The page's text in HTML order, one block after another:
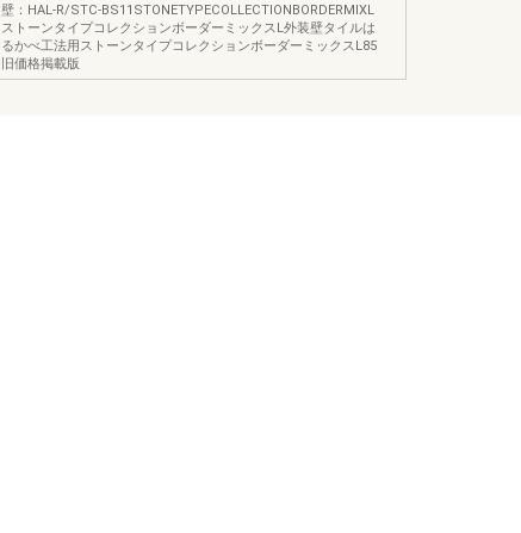
壁：HAL‐R/STC‐BS11STONETYPECOLLECTIONBORDERMIXL
ストーンタイプコレクションボーダーミックスL外装壁タイルは
るかべ工法用ストーンタイプコレクションボーダーミックスL85
旧価格掲載版